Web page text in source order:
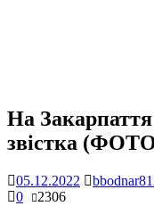
На
звістка
05.12.2022
0
2306